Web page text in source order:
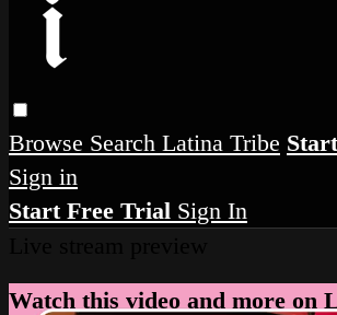
Browse Search Latina Tribe
Sign in
Start Free Trial Sign In
Watch this video and more on